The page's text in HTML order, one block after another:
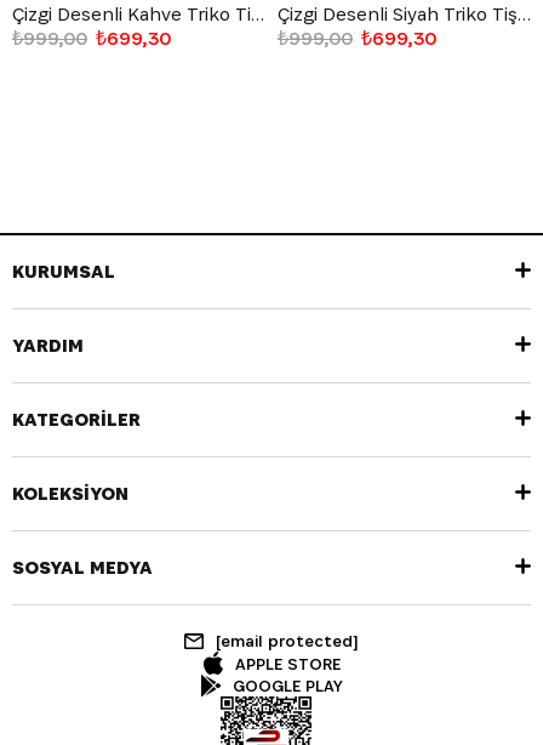
Çizgi Desenli Kahve Triko Tişört
₺699,30
₺999,00
Çizgi Desenli Siyah Triko Tişört
₺699,30
₺999,00
KURUMSAL
YARDIM
KATEGORİLER
KOLEKSİYON
SOSYAL MEDYA
[email protected]
APPLE STORE
GOOGLE PLAY